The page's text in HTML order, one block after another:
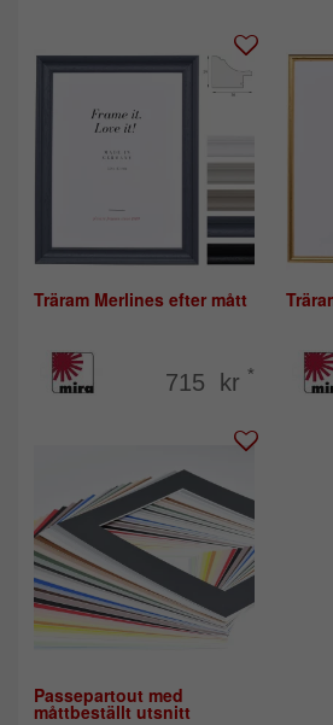
Träram Merlines efter mått
715 kr *
Passepartout med
måttbeställt utsnitt